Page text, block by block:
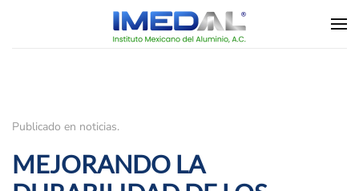
Skip to main content
Publicado en noticias.
MEJORANDO LA